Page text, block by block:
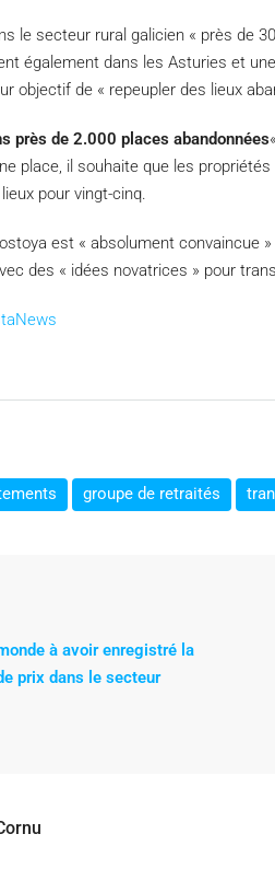
le secteur rural galicien « près de
également dans les Asturies et
objectif de « repeupler des lieux
près de 2.000 places abandonnées
place, il souhaite que les
pour vingt-cinq.
est « absolument convaincue
des « idées novatrices » pour
groupe de retraités
à avoir enregistré la
prix dans le secteur